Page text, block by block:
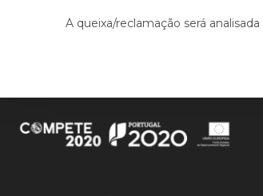
A queixa/reclamação será